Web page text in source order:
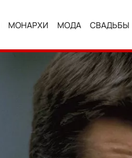
МОНАРХИ МОДА СВАДЬБЫ